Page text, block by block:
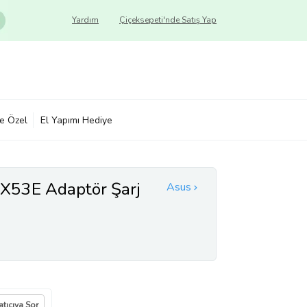
Çiçeksepeti'nde Satış Yap
Yardım
Özel El Yapımı Hediye
Asus
Adaptör Şarj